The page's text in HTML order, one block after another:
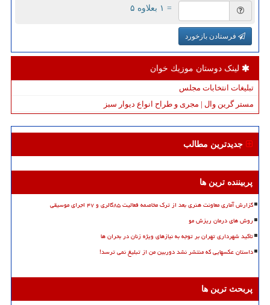
= ۱ بعلاوه ۵
فرستادن بازخورد
لینک دوستان موزیك خوان
تبلیغات انتخابات مجلس
مستر گرین وال | مجری و طراح انواع دیوار سبز
جدیدترین مطالب
پربیننده ترین ها
گزارش آماری معاونت هنری بعد از ترک مخاصمه فعالیت ۸۵گالری و ۴۷ اجرای موسیقی
روش های درمان ریزش مو
تاکید شهرداری تهران بر توجه به نیازهای ویژه زنان در بحران ها
داستان عکسهایی که منتشر نشد دوربین من از تبلیغ نمی ترسد!
پربحث ترین ها